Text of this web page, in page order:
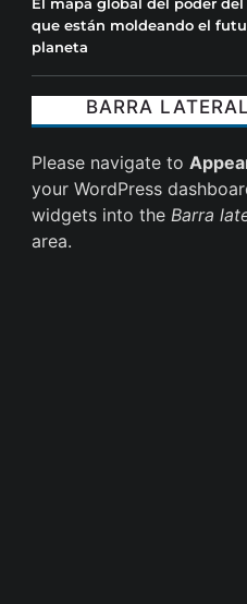
que están moldeando el
planeta
BARRA
Please navigate to
your WordPress
widgets into the Barra
area.